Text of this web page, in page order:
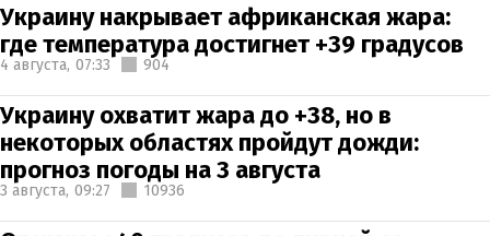
Украину накрывает африканская жара:
где температура достигнет +39 градусов
4 августа, 07:33 904
Украину охватит жара до +38, но в
некоторых областях пройдут дожди:
прогноз погоды на 3 августа
3 августа, 09:27 10936